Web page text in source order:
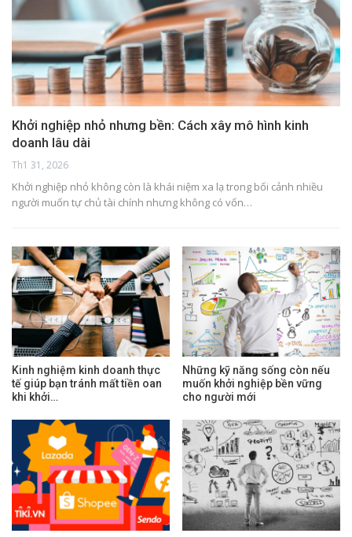
Khởi nghiệp nhỏ nhưng bền: Cách xây mô hình kinh
doanh lâu dài
Th1 31, 2026
Khởi nghiệp nhỏ không còn là khái niệm xa lạ trong bối cảnh nhiều
người muốn tự chủ tài chính nhưng không có vốn…
Kinh nghiệm kinh doanh thực
tế giúp bạn tránh mất tiền oan
khi khởi…
Những kỹ năng sống còn nếu
muốn khởi nghiệp bền vững
cho người mới